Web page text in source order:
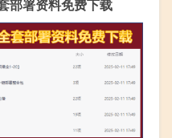
部署资料免费下载